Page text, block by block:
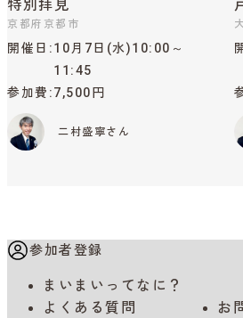
特別拝見
京都府京都市
開催日
10月7日(水)10:00～
11:45
参加費 7,500円
二村盛寧さん
参加者登録
まいまいってなに？
よくある質問
お